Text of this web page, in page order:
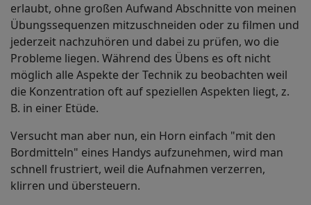
erlaubt, ohne großen Aufwand Abschnitte von meinen
Übungssequenzen mitzuschneiden oder zu filmen und
jederzeit nachzuhören und dabei zu prüfen, wo die
Probleme liegen. Während des Übens es oft nicht
möglich alle Aspekte der Technik zu beobachten weil
die Konzentration oft auf speziellen Aspekten liegt, z.
B. in einer Etüde.
Versucht man aber nun, ein Horn einfach "mit den
Bordmitteln" eines Handys aufzunehmen, wird man
schnell frustriert, weil die Aufnahmen verzerren,
klirren und übersteuern.